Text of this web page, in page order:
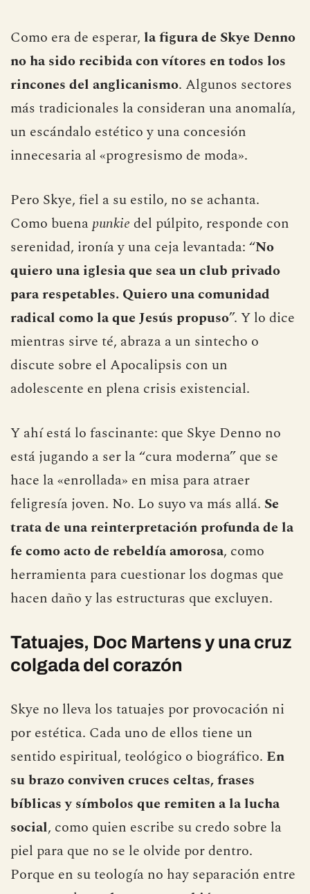
Como era de esperar, la figura de Skye Denno
no ha sido recibida con vítores en todos los
rincones del anglicanismo. Algunos sectores
más tradicionales la consideran una anomalía,
un escándalo estético y una concesión
innecesaria al «progresismo de moda».
Pero Skye, fiel a su estilo, no se achanta.
Como buenapunkie del púlpito, responde con
serenidad, ironía y una ceja levantada: “No
quiero una iglesia que sea un club privado
para respetables. Quiero una comunidad
radical como la que Jesús propuso”. Y lo dice
mientras sirve té, abraza a un sintecho o
discute sobre el Apocalipsis con un
adolescente en plena crisis existencial.
Y ahí está lo fascinante: que Skye Denno no
está jugando a ser la “cura moderna” que se
hace la «enrollada» en misa para atraer
feligresía joven. No. Lo suyo va más allá. Se
trata de una reinterpretación profunda de la
fe como acto de rebeldía amorosa, como
herramienta para cuestionar los dogmas que
hacen daño y las estructuras que excluyen.
Tatuajes, Doc Martens y una cruz
colgada del corazón
Skye no lleva los tatuajes por provocación ni
por estética. Cada uno de ellos tiene un
sentido espiritual, teológico o biográfico. En
su brazo conviven cruces celtas, frases
bíblicas y símbolos que remiten a la lucha
social, como quien escribe su credo sobre la
piel para que no se le olvide por dentro.
Porque en su teología no hay separación entre